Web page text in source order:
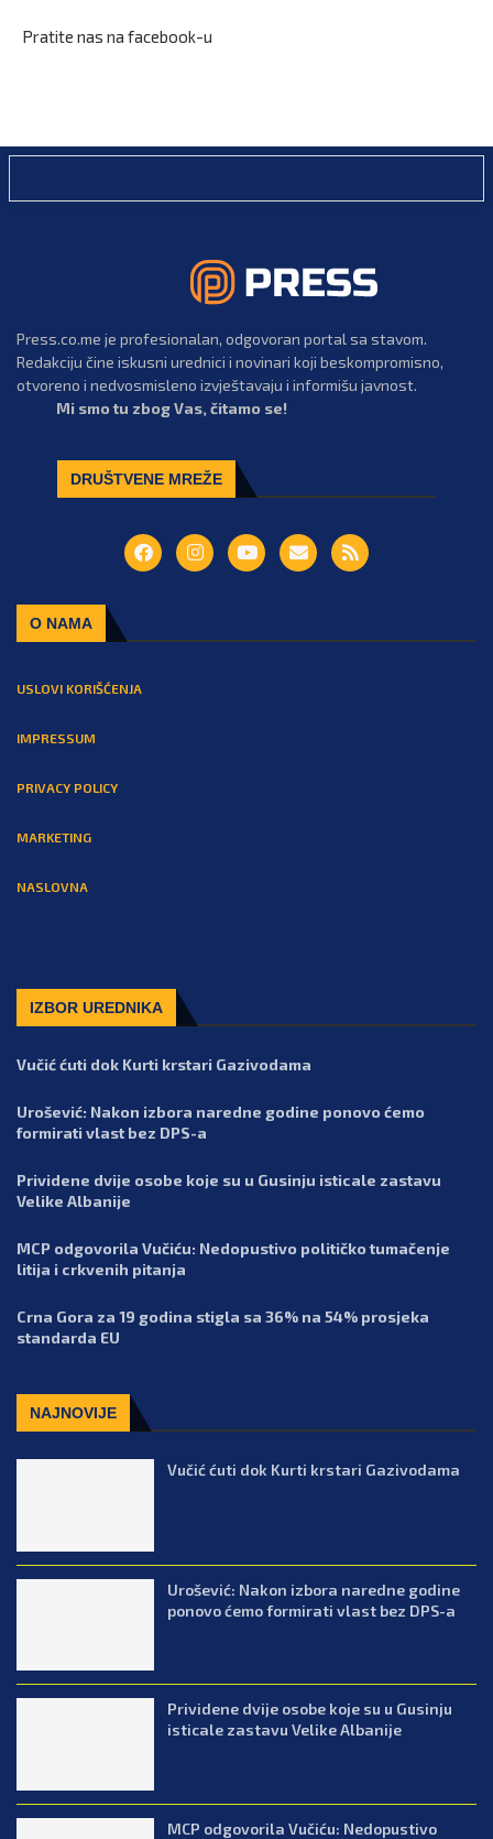
Pratite nas na facebook-u
Press.co.me je profesionalan, odgovoran portal sa stavom.
Redakciju čine iskusni urednici i novinari koji beskompromisno,
otvoreno i nedvosmisleno izvještavaju i informišu javnost.
Mi smo tu zbog Vas, čitamo se!
DRUŠTVENE MREŽE
O NAMA
USLOVI KORIŠĆENJA
IMPRESSUM
PRIVACY POLICY
MARKETING
NASLOVNA
IZBOR UREDNIKA
Vučić ćuti dok Kurti krstari Gazivodama
Urošević: Nakon izbora naredne godine ponovo ćemo
formirati vlast bez DPS-a
Prividene dvije osobe koje su u Gusinju isticale zastavu
Velike Albanije
MCP odgovorila Vučiću: Nedopustivo političko tumačenje
litija i crkvenih pitanja
Crna Gora za 19 godina stigla sa 36% na 54% prosjeka
standarda EU
NAJNOVIJE
Vučić ćuti dok Kurti krstari Gazivodama
Urošević: Nakon izbora naredne godine
ponovo ćemo formirati vlast bez DPS-a
Prividene dvije osobe koje su u Gusinju
isticale zastavu Velike Albanije
MCP odgovorila Vučiću: Nedopustivo